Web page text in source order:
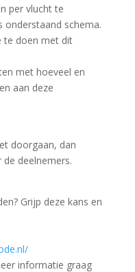
per vlucht te
onderstaand schema.
te doen met dit
met hoeveel en
aan deze
doorgaan, dan
deelnemers.
Grijp deze kans en
informatie graag